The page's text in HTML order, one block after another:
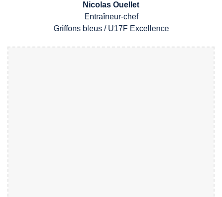
Nicolas Ouellet
Entraîneur-chef
Griffons bleus / U17F Excellence